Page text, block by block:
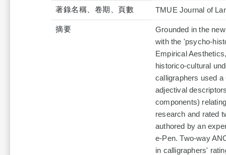
著錄名稱、卷期、頁數 TMUE Journal of
摘要
Grounded in the
with the 'psycho-
Empirical
historico-cultural
calligraphers used
adjectival
components)
research and rated
authored by an
e-Pen. Two-way
in calligraphers'